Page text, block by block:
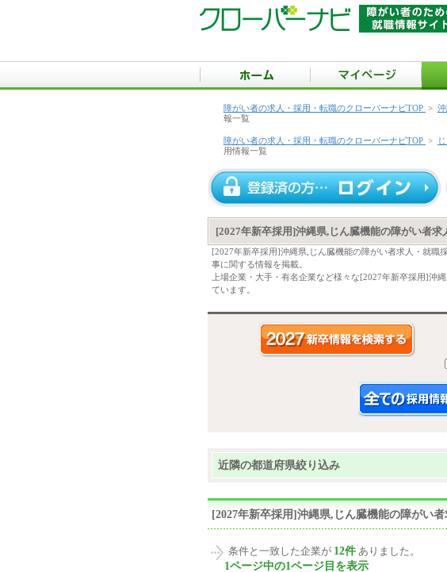
障がい者の求人・採用・転職のクローバーナビTOP >
報一覧
障がい者の求人・採用・転職のクローバーナビTOP >
用情報一覧
[2027年新卒採用]沖縄県,じん臓機能の障がい者求
[2027年新卒採用]沖縄県,じん臓機能の障がい者求人・就職
事に関する情報を掲載。
上場企業・大手・有名企業など様々な[2027年新卒採用]沖
ています。
近隣の都道府県絞り込み
[2027年新卒採用]沖縄県,じん臓機能の障がい
条件と一致した企業が 12件 ありました。
1ページ中の1ページ目を表示